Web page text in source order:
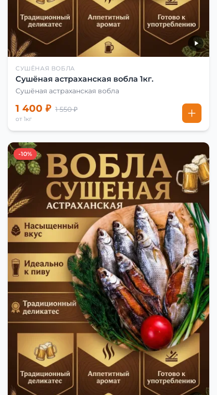
СУШЁНАЯ ВОБЛА
Сушёная астраханская вобла 1кг.
Сушёная астраханская вобла
1 400 ₽ 1 550 ₽
от 1кг
-10%